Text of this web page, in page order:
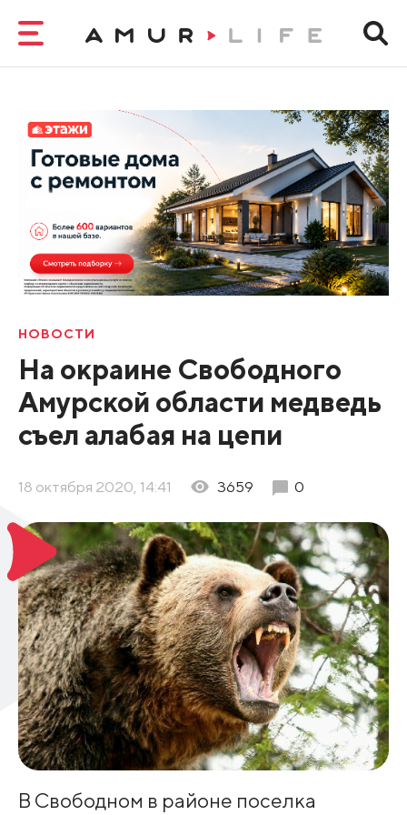
НОВОСТИ
На окраине Свободного
Амурской области медведь
съел алабая на цепи
18 октября 2020, 14:41 3659 0
В Свободном в районе поселка